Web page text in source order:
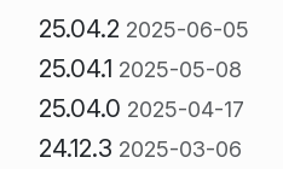
25.04.2 2025-06-05
25.04.1 2025-05-08
25.04.0 2025-04-17
24.12.3 2025-03-06